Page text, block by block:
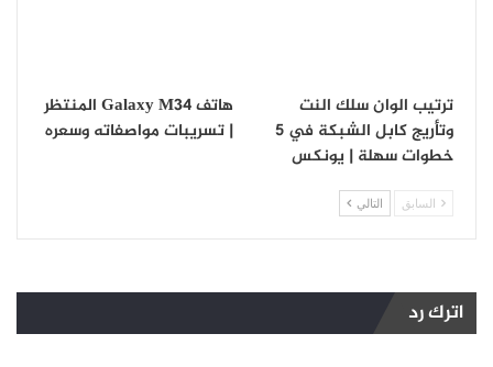
ترتيب الوان سلك النت
وتأريج كابل الشبكة في 5
خطوات سهلة | يونكس
هاتف Galaxy M34 المنتظر
| تسريبات مواصفاته وسعره
السابق التالي
اترك رد